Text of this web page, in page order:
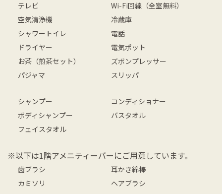
テレビ
Wi-Fi回線（全室無料）
空気清浄機
冷蔵庫
シャワートイレ
電話
ドライヤー
電気ポット
お茶（煎茶セット）
ズボンプレッサー
パジャマ
スリッパ
シャンプー
コンディショナー
ボディシャンプー
バスタオル
フェイスタオル
※以下は1階アメニティーバーにご用意しています。
歯ブラシ
耳かき綿棒
カミソリ
ヘアブラシ